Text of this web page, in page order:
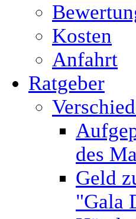
Kosten
Anfahrt
Ratgeber
des
Geld
"Gala